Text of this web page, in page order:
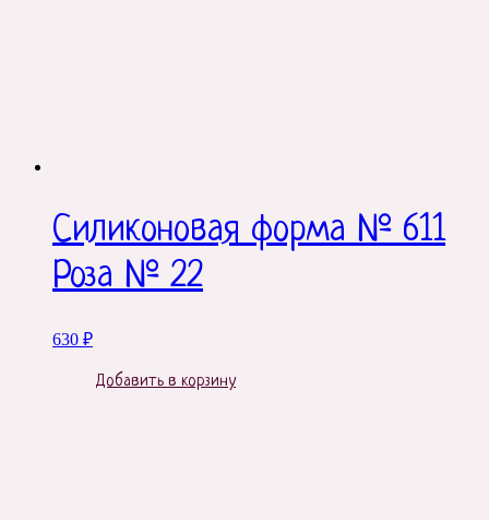
Силиконовая форма № 611
Роза № 22
630 ₽
Добавить в корзину